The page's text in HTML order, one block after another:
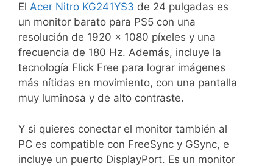
El Acer Nitro KG241YS3 de 24 pulgadas es
un monitor barato para PS5 con una
resolución de 1920 x 1080 píxeles y una
frecuencia de 180 Hz. Además, incluye la
tecnología Flick Free para lograr imágenes
más nítidas en movimiento, con una pantalla
muy luminosa y de alto contraste.
Y si quieres conectar el monitor también al
PC es compatible con FreeSync y GSync, e
incluye un puerto DisplayPort. Es un monitor